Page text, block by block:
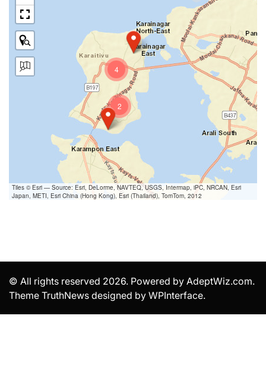
4
2
Tiles © Esri — Source: Esri, DeLorme, NAVTEQ, USGS, Intermap, iPC, NRCAN, Esri
Japan, METI, Esri China (Hong Kong), Esri (Thailand), TomTom, 2012
© All rights reserved 2026. Powered by AdeptWiz.com.
Theme TruthNews designed by WPInterface.